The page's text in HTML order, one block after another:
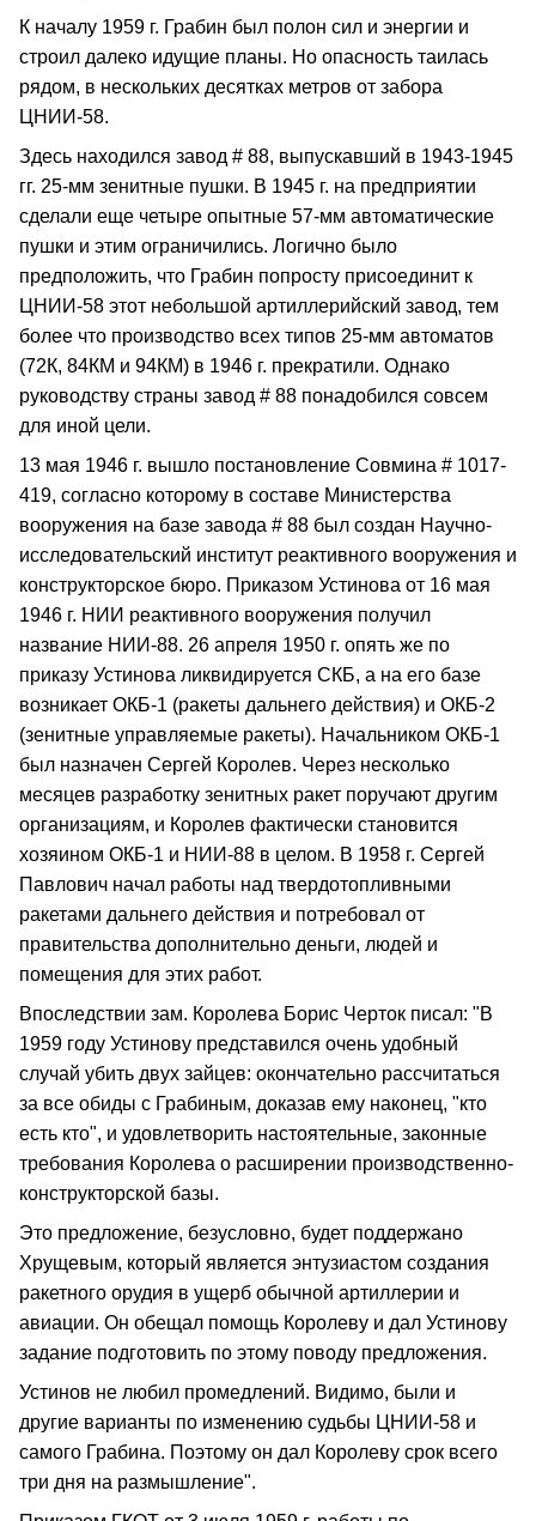
К началу 1959 г. Грабин был полон сил и энергии и
строил далеко идущие планы. Но опасность таилась
рядом, в нескольких десятках метров от забора
ЦНИИ-58.
Здесь находился завод # 88, выпускавший в 1943-1945
гг. 25-мм зенитные пушки. В 1945 г. на предприятии
сделали еще четыре опытные 57-мм автоматические
пушки и этим ограничились. Логично было
предположить, что Грабин попросту присоединит к
ЦНИИ-58 этот небольшой артиллерийский завод, тем
более что производство всех типов 25-мм автоматов
(72К, 84КМ и 94КМ) в 1946 г. прекратили. Однако
руководству страны завод # 88 понадобился совсем
для иной цели.
13 мая 1946 г. вышло постановление Совмина # 1017-
419, согласно которому в составе Министерства
вооружения на базе завода # 88 был создан Научно-
исследовательский институт реактивного вооружения и
конструкторское бюро. Приказом Устинова от 16 мая
1946 г. НИИ реактивного вооружения получил
название НИИ-88. 26 апреля 1950 г. опять же по
приказу Устинова ликвидируется СКБ, а на его базе
возникает ОКБ-1 (ракеты дальнего действия) и ОКБ-2
(зенитные управляемые ракеты). Начальником ОКБ-1
был назначен Сергей Королев. Через несколько
месяцев разработку зенитных ракет поручают другим
организациям, и Королев фактически становится
хозяином ОКБ-1 и НИИ-88 в целом. В 1958 г. Сергей
Павлович начал работы над твердотопливными
ракетами дальнего действия и потребовал от
правительства дополнительно деньги, людей и
помещения для этих работ.
Впоследствии зам. Королева Борис Черток писал: "В
1959 году Устинову представился очень удобный
случай убить двух зайцев: окончательно рассчитаться
за все обиды с Грабиным, доказав ему наконец, "кто
есть кто", и удовлетворить настоятельные, законные
требования Королева о расширении производственно-
конструкторской базы.
Это предложение, безусловно, будет поддержано
Хрущевым, который является энтузиастом создания
ракетного орудия в ущерб обычной артиллерии и
авиации. Он обещал помощь Королеву и дал Устинову
задание подготовить по этому поводу предложения.
Устинов не любил промедлений. Видимо, были и
другие варианты по изменению судьбы ЦНИИ-58 и
самого Грабина. Поэтому он дал Королеву срок всего
три дня на размышление".